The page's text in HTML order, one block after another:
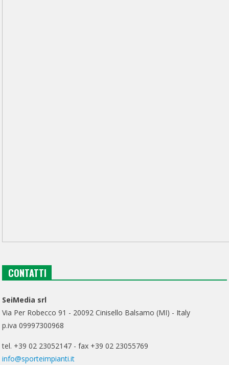
CONTATTI
SeiMedia srl
Via Per Robecco 91 - 20092 Cinisello Balsamo (MI) - Italy
p.iva 09997300968
tel. +39 02 23052147 - fax +39 02 23055769
info@sporteimpianti.it